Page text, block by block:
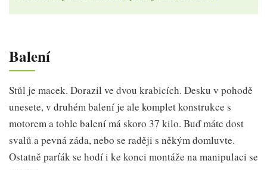
Balení
Stůl je macek. Dorazil ve dvou krabicích. Desku v pohodě
unesete, v druhém balení je ale komplet konstrukce s
motorem a tohle balení má skoro 37 kilo. Buď máte dost
svalů a pevná záda, nebo se raději s někým domluvte.
Ostatně parťák se hodí i ke konci montáže na manipulaci se